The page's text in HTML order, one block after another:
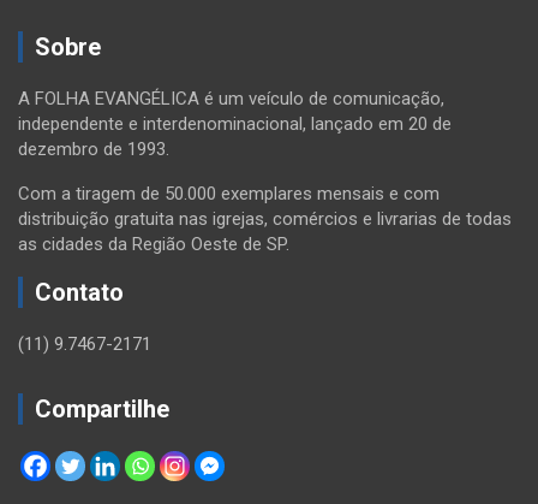
Sobre
A FOLHA EVANGÉLICA é um veículo de comunicação,
independente e interdenominacional, lançado em 20 de
dezembro de 1993.
Com a tiragem de 50.000 exemplares mensais e com
distribuição gratuita nas igrejas, comércios e livrarias de todas
as cidades da Região Oeste de SP.
Contato
(11) 9.7467-2171
Compartilhe